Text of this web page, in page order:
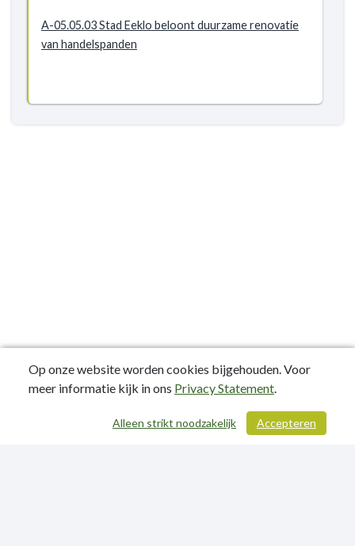
onderscheidend
vermogen
A-05.05.03 Stad Eeklo beloont duurzame renovatie
van handelspanden
/ 307
Op onze website worden cookies bijgehouden. Voor
meer informatie kijk in ons Privacy Statement.
Accepteren
Alleen strikt noodzakelijk